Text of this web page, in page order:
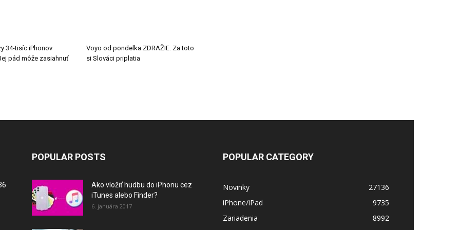
34-tisíc iPhonov
pád môže zasiahnuť
Voyo od pondelka ZDRAŽIE. Za toto
si Slováci priplatia
POPULAR POSTS
Ako vložiť hudbu do iPhonu cez
iTunes alebo Finder?
6. januára 2017
POPULAR CATEGORY
Novinky
27136
iPhone/iPad
9735
Zariadenia
8992